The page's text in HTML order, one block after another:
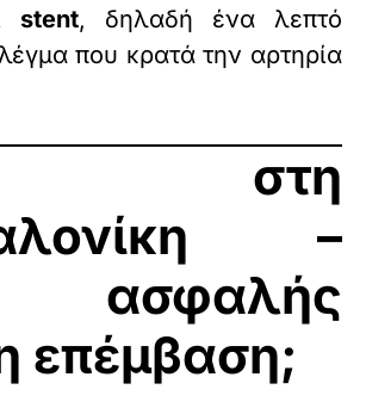
stent, δηλαδή ένα λεπτό
που κρατά την αρτηρία
στη
–
ασφαλής
επέμβαση;